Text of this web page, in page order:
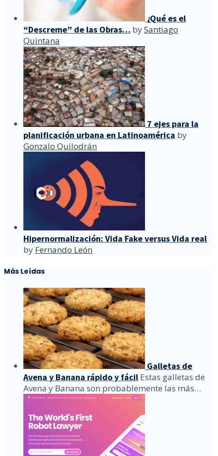
¿Qué es el
“Descreme” de las Obras… bySantiago
Quintana
7 ejes para la
planificación urbana en Latinoamérica by
Gonzalo Quilodrán
Hipernormalización: Vida Fake versus Vida real
by Fernando León
Más Leídas
Galletas de
Avena y Banana rápido y fácil Estas galletas de
Avena y Banana son probablemente las más…